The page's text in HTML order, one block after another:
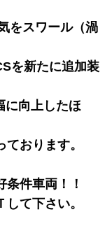
をスワール（渦
を新たに追加装
に向上したほ
おります。
件車両！！
て下さい。